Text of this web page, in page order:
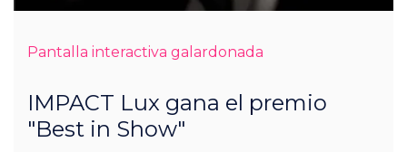
Pantalla interactiva galardonada
IMPACT Lux gana el premio
"Best in Show"